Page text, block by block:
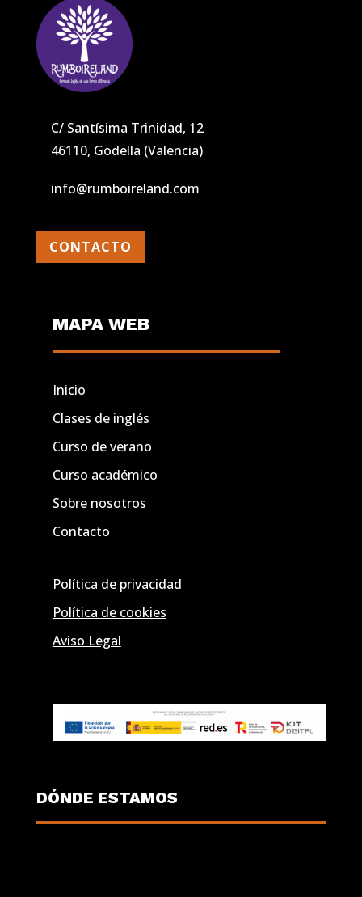
C/ Santísima Trinidad, 12
46110, Godella (Valencia)
info@rumboireland.com
CONTACTO
MAPA WEB
Inicio
Clases de inglés
Curso de verano
Curso académico
Sobre nosotros
Contacto
Política de privacidad
Política de cookies
Aviso Legal
DÓNDE ESTAMOS